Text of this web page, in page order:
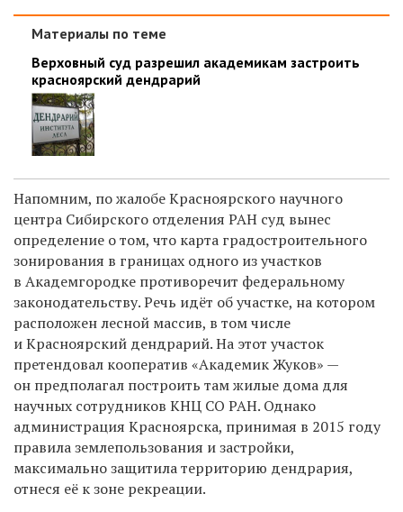
Материалы по теме
Верховный суд разрешил академикам застроить
красноярский дендрарий
Напомним, по жалобе Красноярского научного
центра Сибирского отделения РАН суд вынес
определение о том, что карта градостроительного
зонирования в границах одного из участков
в Академгородке противоречит федеральному
законодательству. Речь идёт об участке, на котором
расположен лесной массив, в том числе
и Красноярский дендрарий. На этот участок
претендовал кооператив «Академик Жуков» —
он предполагал построить там жилые дома для
научных сотрудников КНЦ СО РАН. Однако
администрация Красноярска, принимая в 2015 году
правила землепользования и застройки,
максимально защитила территорию дендрария,
отнеся её к зоне рекреации.